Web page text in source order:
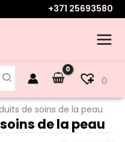
+371 25693580
0
de soins de la peau
de la peau